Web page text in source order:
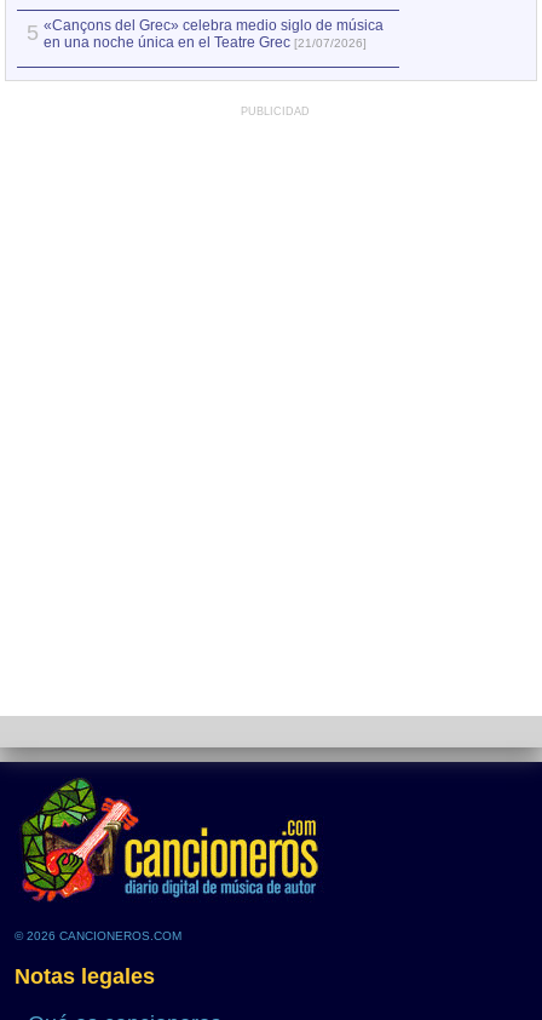
5 «Cançons del Grec» celebra medio siglo de música
en una noche única en el Teatre Grec [21/07/2026]
PUBLICIDAD
© 2026 CANCIONEROS.COM
Notas legales